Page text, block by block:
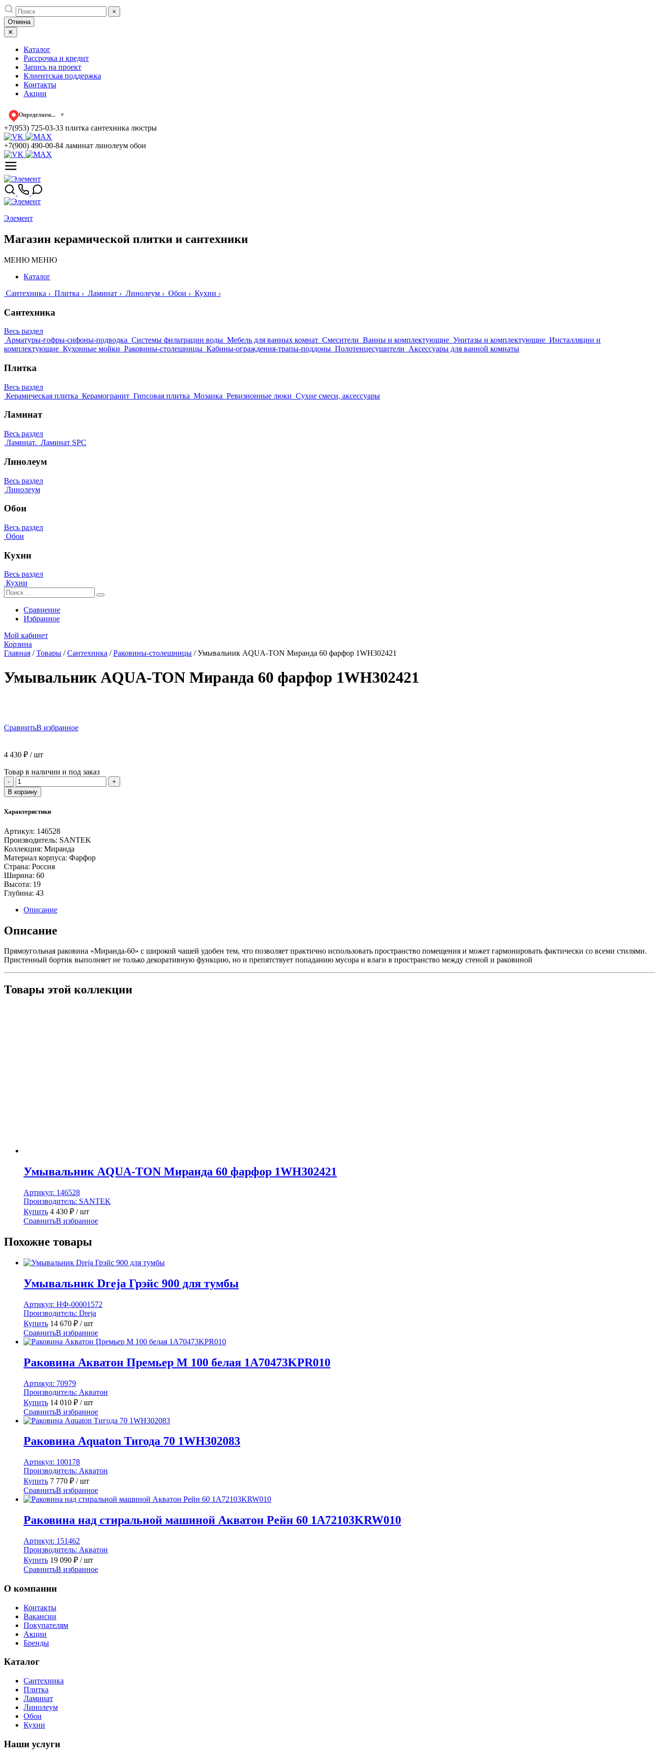
Skip
to
content
×
Отмена
✕
Каталог
Рассрочка и кредит
Запись на проект
Клиентская поддержка
Контакты
Акции
Определяем... ▼
+7(953) 725-03-33 плитка сантехника люстры
+7(900) 490-00-84 ламинат линолеум обои
Элемент
Магазин керамической плитки и сантехники
МЕНЮ МЕНЮ
Каталог
Сантехника › Плитка › Ламинат › Линолеум › Обои › Кухни ›
Сантехника
Весь раздел
Арматуры-гофры-сифоны-подводка Системы фильтрации воды Мебель для ванных комнат Смесители Ванны и комплектующие Унитазы и комплектующие Инсталляции и
комплектующие Кухонные мойки Раковины-столешницы Кабины-ограждения-трапы-поддоны Полотенцесушители Аксессуары для ванной комнаты
Плитка
Весь раздел
Керамическая плитка Керамогранит Гипсовая плитка Мозаика Ревизионные люки Сухие смеси, аксессуары
Ламинат
Весь раздел
Ламинат. Ламинат SPC
Линолеум
Весь раздел
Линолеум
Обои
Весь раздел
Обои
Кухни
Весь раздел
Кухни
Сравнение
Избранное
Мой кабинет
Корзина
Главная /Товары /Сантехника /Раковины-столешницы /Умывальник AQUA-TON Миранда 60 фарфор 1WH302421
Умывальник AQUA-TON Миранда 60 фарфор 1WH302421
СравнитьВ избранное
4 430 ₽ / шт
Товар в наличии и под заказ
-
Количество
товара
Умывальник
TON
60
фарфор
1WH302421
+
В корзину
Характеристики
Артикул: 146528
Производитель: SANTEK
Коллекция: Миранда
Материал корпуса: Фарфор
Страна: Россия
Ширина: 60
Высота: 19
Глубина: 43
Описание
Описание
Прямоугольная раковина «Миранда-60» с широкой чашей удобен тем, что позволяет практично использовать пространство помещения и может гармонировать фактически со всеми стилями.
Пристенный бортик выполняет не только декоративную функцию, но и препятствует попаданию мусора и влаги в пространство между стеной и раковиной
Товары этой коллекции
Умывальник AQUA-TON Миранда 60 фарфор 1WH302421
Артикул: 146528
Производитель: SANTEK
Купить 4 430 ₽ / шт
СравнитьВ избранное
Похожие товары
Умывальник Dreja Грэйс 900 для тумбы
Артикул: НФ-00001572
Производитель: Dreja
Купить 14 670 ₽ / шт
СравнитьВ избранное
Раковина Акватон Премьер М 100 белая 1A70473KPR010
Артикул: 70979
Производитель: Акватон
Купить 14 010 ₽ / шт
СравнитьВ избранное
Раковина Aquaton Тигода 70 1WH302083
Артикул: 100178
Производитель: Акватон
Купить 7 770 ₽ / шт
СравнитьВ избранное
Раковина над стиральной машиной Акватон Рейн 60 1A72103KRW010
Артикул: 151462
Производитель: Акватон
Купить 19 090 ₽ / шт
СравнитьВ избранное
О компании
Контакты
Вакансии
Покупателям
Акции
Бренды
Каталог
Сантехника
Плитка
Ламинат
Линолеум
Обои
Кухни
Наши услуги